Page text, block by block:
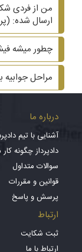
من از فردی
ارسال شده:
چطور میشه
مراحل جوابیه
درباره ما
آشنایی با تیم
دادپرداز چگونه
سوالات متداول
قوانین و مقررات
پرسش و پاسخ
ارتباط
ثبت شکایت
ارتباط با ما